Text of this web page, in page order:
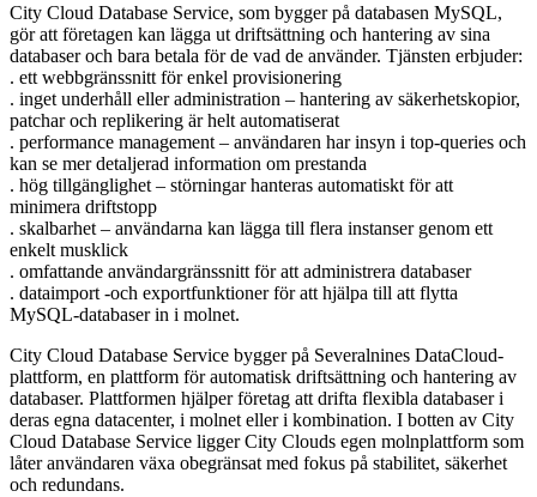
City Cloud Database Service, som bygger på databasen MySQL,
gör att företagen kan lägga ut driftsättning och hantering av sina
databaser och bara betala för de vad de använder. Tjänsten erbjuder:
. ett webbgränssnitt för enkel provisionering
. inget underhåll eller administration – hantering av säkerhetskopior,
patchar och replikering är helt automatiserat
. performance management – användaren har insyn i top-queries och
kan se mer detaljerad information om prestanda
. hög tillgänglighet – störningar hanteras automatiskt för att
minimera driftstopp
. skalbarhet – användarna kan lägga till flera instanser genom ett
enkelt musklick
. omfattande användargränssnitt för att administrera databaser
. dataimport -och exportfunktioner för att hjälpa till att flytta
MySQL-databaser in i molnet.
City Cloud Database Service bygger på Severalnines DataCloud-
plattform, en plattform för automatisk driftsättning och hantering av
databaser. Plattformen hjälper företag att drifta flexibla databaser i
deras egna datacenter, i molnet eller i kombination. I botten av City
Cloud Database Service ligger City Clouds egen molnplattform som
låter användaren växa obegränsat med fokus på stabilitet, säkerhet
och redundans.